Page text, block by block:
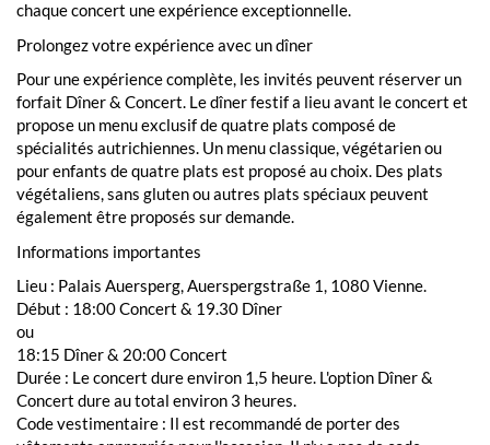
chaque concert une expérience exceptionnelle.
Prolongez votre expérience avec un dîner
Pour une expérience complète, les invités peuvent réserver un
forfait Dîner & Concert. Le dîner festif a lieu avant le concert et
propose un menu exclusif de quatre plats composé de
spécialités autrichiennes. Un menu classique, végétarien ou
pour enfants de quatre plats est proposé au choix. Des plats
végétaliens, sans gluten ou autres plats spéciaux peuvent
également être proposés sur demande.
Informations importantes
Lieu : Palais Auersperg, Auerspergstraße 1, 1080 Vienne.
Début : 18:00 Concert & 19.30 Dîner
ou
18:15 Dîner & 20:00 Concert
Durée : Le concert dure environ 1,5 heure. L'option Dîner &
Concert dure au total environ 3 heures.
Code vestimentaire : Il est recommandé de porter des